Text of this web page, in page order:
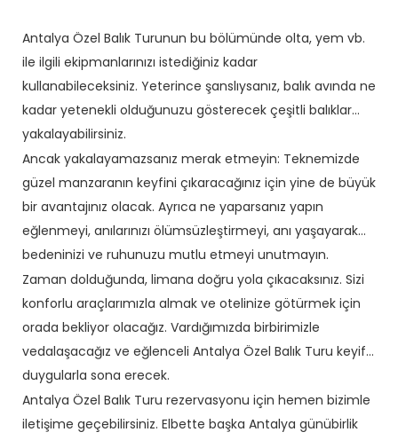
Antalya Özel Balık Turunun bu bölümünde olta, yem vb.
ile ilgili ekipmanlarınızı istediğiniz kadar
kullanabileceksiniz. Yeterince şanslıysanız, balık avında ne
kadar yetenekli olduğunuzu gösterecek çeşitli balıklar
yakalayabilirsiniz.
Ancak yakalayamazsanız merak etmeyin: Teknemizde
güzel manzaranın keyfini çıkaracağınız için yine de büyük
bir avantajınız olacak. Ayrıca ne yaparsanız yapın
eğlenmeyi, anılarınızı ölümsüzleştirmeyi, anı yaşayarak
bedeninizi ve ruhunuzu mutlu etmeyi unutmayın.
Zaman dolduğunda, limana doğru yola çıkacaksınız. Sizi
konforlu araçlarımızla almak ve otelinize götürmek için
orada bekliyor olacağız. Vardığımızda birbirimizle
vedalaşacağız ve eğlenceli Antalya Özel Balık Turu keyifli
duygularla sona erecek.
Antalya Özel Balık Turu rezervasyonu için hemen bizimle
iletişime geçebilirsiniz. Elbette başka Antalya günübirlik